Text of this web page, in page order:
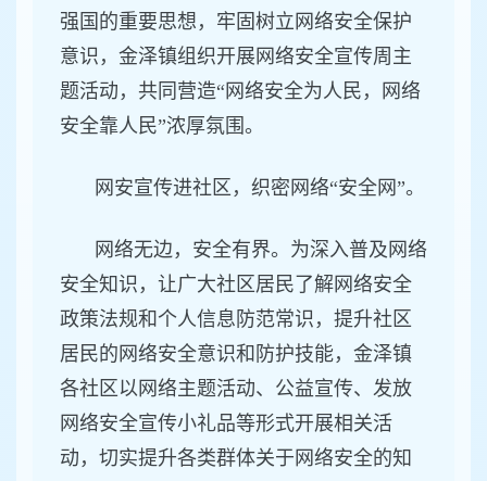
强国的重要思想，牢固树立网络安全保护
意识，金泽镇组织开展网络安全宣传周主
题活动，共同营造“网络安全为人民，网络
安全靠人民”浓厚氛围。
网安宣传进社区，织密网络“安全网”。
网络无边，安全有界。为深入普及网络
安全知识，让广大社区居民了解网络安全
政策法规和个人信息防范常识，提升社区
居民的网络安全意识和防护技能，金泽镇
各社区以网络主题活动、公益宣传、发放
网络安全宣传小礼品等形式开展相关活
动，切实提升各类群体关于网络安全的知